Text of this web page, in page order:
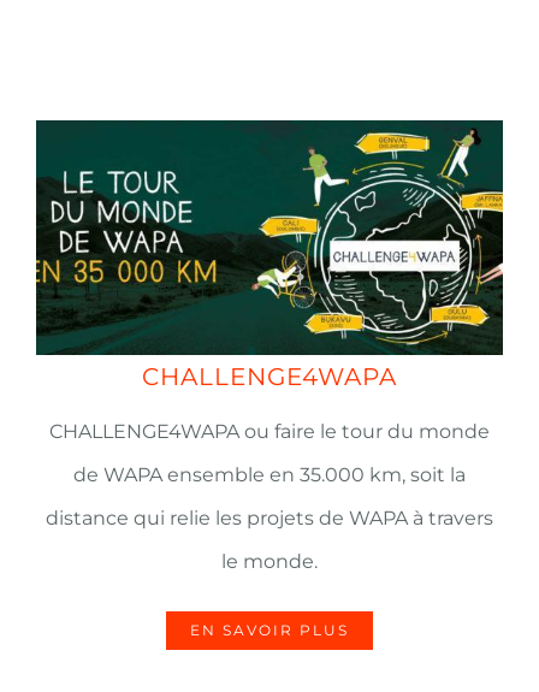
CHALLENGE4WAPA
CHALLENGE4WAPA ou faire le tour du monde
de WAPA ensemble en 35.000 km, soit la
distance qui relie les projets de WAPA à travers
le monde.
EN SAVOIR PLUS